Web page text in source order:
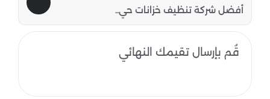
أفضل شركة تنظيف خزانات حي..
قُم بإرسال تقيمك النهائي